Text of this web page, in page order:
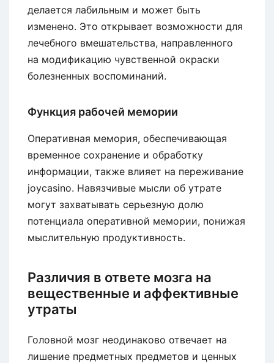
делается лабильным и может быть
изменено. Это открывает возможности для
лечебного вмешательства, направленного
на модификацию чувственной окраски
болезненных воспоминаний.
Функция рабочей мемории
Оперативная мемория, обеспечивающая
временное сохранение и обработку
информации, также влияет на переживание
joycasino. Навязчивые мысли об утрате
могут захватывать серьезную долю
потенциала оперативной мемории, понижая
мыслительную продуктивность.
Различия в ответе мозга на
вещественные и аффективные
утраты
Головной мозг неодинаково отвечает на
лишение предметных предметов и ценных